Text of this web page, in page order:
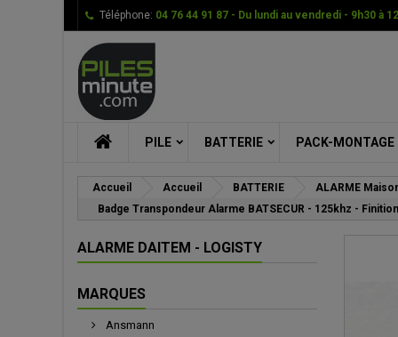
Téléphone: 04 76 44 91 87 - Du lundi au vendredi - 9h30 à
PILE BATTERIE PACK-MONTAGE
Accueil Accueil BATTERIE ALARME
Badge Transpondeur Alarme BATSECUR - 125khz -
ALARME DAITEM - LOGISTY
MARQUES
Ansmann